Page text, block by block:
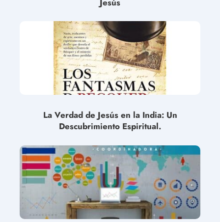
La Verdad de Jesús en la India: Un
Descubrimiento Espiritual.